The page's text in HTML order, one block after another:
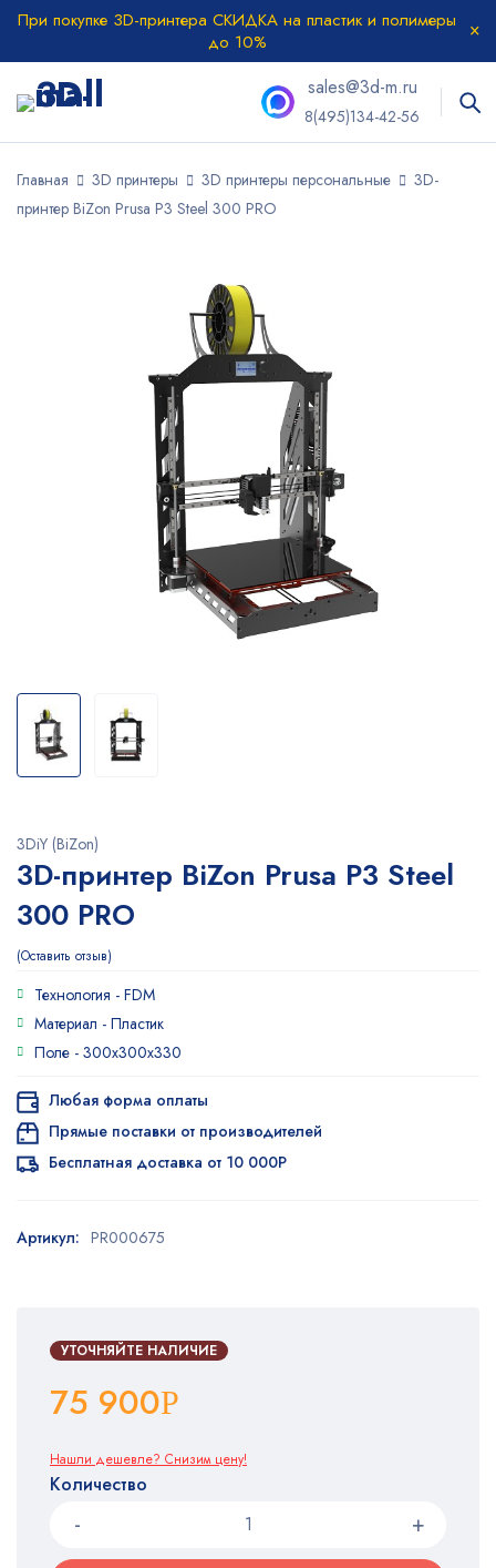
При покупке 3D-принтера СКИДКА на пластик и полимеры
до 10%
sales@3d-m.ru
8(495)134-42-56
Главная 3D принтеры 3D принтеры персональные
3D-
принтер BiZon Prusa P3 Steel 300 PRO
3DiY (BiZon)
3D-принтер BiZon Prusa P3 Steel
300 PRO
Оставить отзыв
Технология - FDM
Материал - Пластик
Поле - 300x300x330
УТОЧНЯЙТЕ НАЛИЧИЕ
75 900Р
Нашли дешевле? Снизим цену!
Количество
Любая форма оплаты
Прямые поставки от производителей
Бесплатная доставка от 10 000Р
Артикул: PR000675